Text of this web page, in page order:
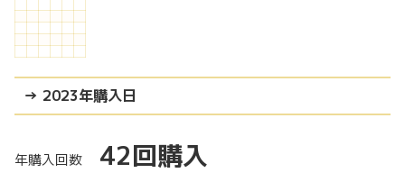
→ 2023年購入日
年購入回数 42回購入